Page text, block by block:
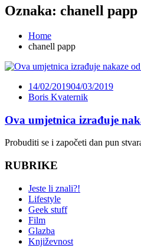
Oznaka: chanell papp
Home
chanell papp
14/02/201904/03/2019
Boris Kvaternik
Ova umjetnica izrađuje
Probuditi se i započeti dan pun
RUBRIKE
Jeste li znali?!
Lifestyle
Geek stuff
Film
Glazba
Književnost